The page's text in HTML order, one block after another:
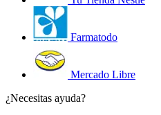
Farmatodo
Mercado Libre
¿Necesitas ayuda?